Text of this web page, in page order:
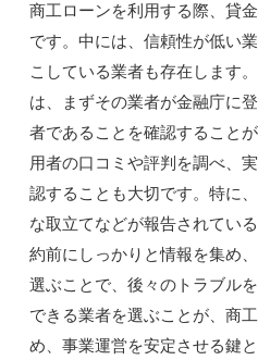
商工ローンを利用する際、貸
です。中には、信頼性が低い
こしている業者も存在します
は、まずその業者が金融庁に
者であることを確認すること
用者の口コミや評判を調べ、
認することも大切です。特に
な取立てなどが報告されてい
約前にしっかりと情報を集め
選ぶことで、後々のトラブル
できる業者を選ぶことが、商
め、事業運営を安定させる鍵と